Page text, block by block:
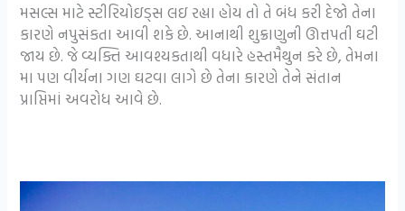
મસલ્સ માટે સ્ટીરિયોઇડ્સ લઇ રહ્યા હોય તો તે બંધ કરી દેજો તેના
કારણે નપુસંકતા આવી શકે છે. આનાથી શુક્રાણુની ઊત્તપતી ઘટી
જાય છે. જે વ્યક્તિ આવશ્યકતાથી વધારે હસ્તમૈથુન કરે છે, તેમના
મા પણ વીર્યના ગણ ઘટવા લાગે છે તેના કારણે તેને સંતાન
પ્રાપ્તિમાં અવરોધ આવે છે.